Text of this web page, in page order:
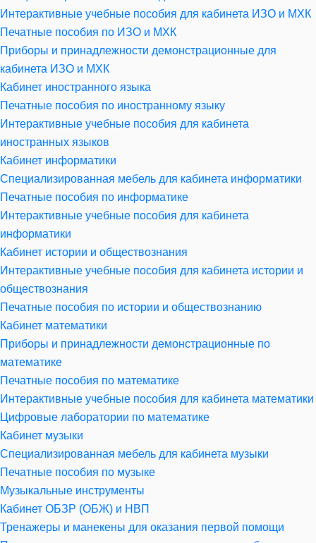
Интерактивные учебные пособия для кабинета ИЗО и МХК
Печатные пособия по ИЗО и МХК
Приборы и принадлежности демонстрационные для
кабинета ИЗО и МХК
Кабинет иностранного языка
Печатные пособия по иностранному языку
Интерактивные учебные пособия для кабинета
иностранных языков
Кабинет информатики
Специализированная мебель для кабинета информатики
Печатные пособия по информатике
Интерактивные учебные пособия для кабинета
информатики
Кабинет истории и обществознания
Интерактивные учебные пособия для кабинета истории и
обществознания
Печатные пособия по истории и обществознанию
Кабинет математики
Приборы и принадлежности демонстрационные по
математике
Печатные пособия по математике
Интерактивные учебные пособия для кабинета математики
Цифровые лаборатории по математике
Кабинет музыки
Специализированная мебель для кабинета музыки
Печатные пособия по музыке
Музыкальные инструменты
Кабинет ОБЗР (ОБЖ) и НВП
Тренажеры и манекены для оказания первой помощи